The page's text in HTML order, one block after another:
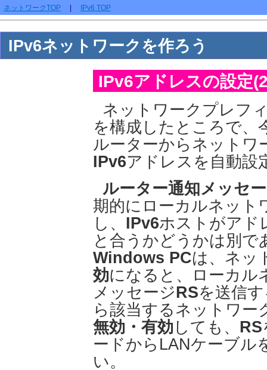
ネットワークTOP IPv6 TOP
IPv6ネットワークを作ろう
IPv6アドレスの設定
ネットワークプレフ
を構成したところで、
ルーターからネットワ
IPv6アドレスを自動設
ルーター通知メッセ
期的にローカルネット
し、 IPv6ホストがアド
と合うかどうかは別で
Windows PCは、ネッ
効になると、ローカル
メッセージRSを送信
ら該当するネットワー
無効・有効 しても、 RS
ードからLANケーブル
い。